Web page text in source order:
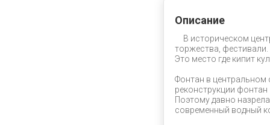
Описание
В историческом
торжества, фестивали.
Это место где кипит
Фонтан в центральном
реконструкции фонтан
Поэтому давно
современный водный